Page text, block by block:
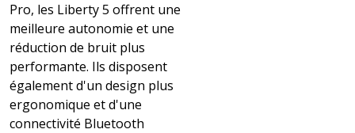
Pro, les Liberty 5 offrent une
meilleure autonomie et une
réduction de bruit plus
performante. Ils disposent
également d'un design plus
ergonomique et d'une
connectivité Bluetooth